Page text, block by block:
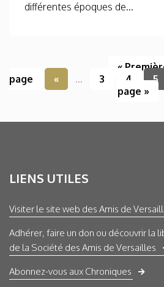
différentes époques de...
«
page
« ... 3 4 5
page »
LIENS UTILES
Visiter le site web des Amis de
Adhérer, faire un don ou découvrir la
de la Société des Amis de Versailles
Abonnez-vous aux Chroniques